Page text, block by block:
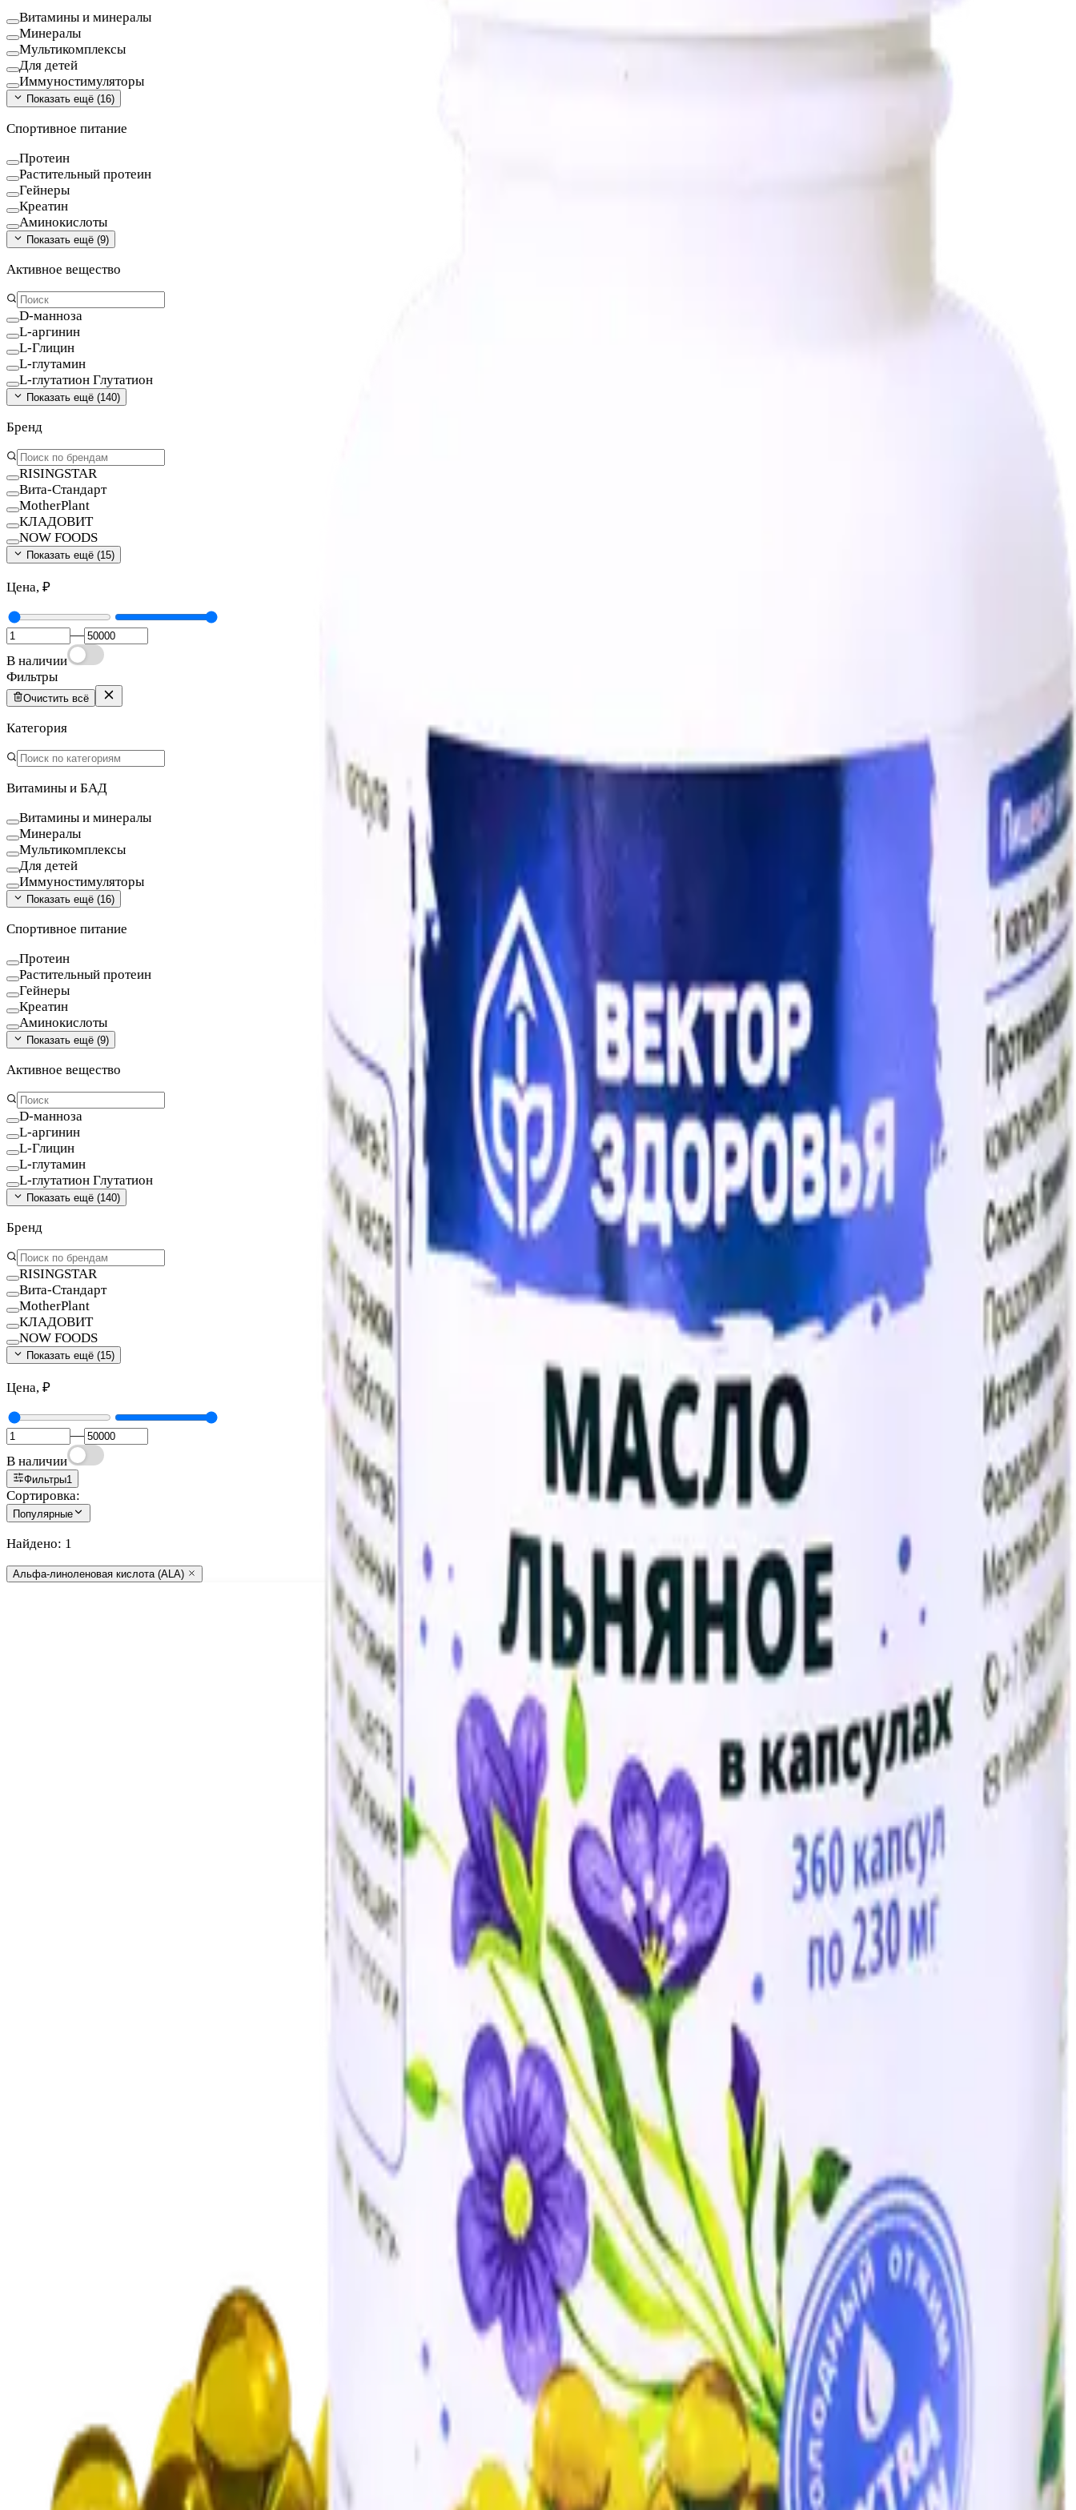
Витамины и минералы
Минералы
Мультикомплексы
Для детей
Иммуностимуляторы
Показать ещё (16)
Спортивное питание
Протеин
Растительный протеин
Гейнеры
Креатин
Аминокислоты
Показать ещё (9)
Активное вещество
D-манноза
L-аргинин
L-Глицин
L-глутамин
L-глутатион Глутатион
Показать ещё (140)
Бренд
RISINGSTAR
Вита-Стандарт
MotherPlant
КЛАДОВИТ
NOW FOODS
Показать ещё (15)
Цена, ₽
—
В наличии
Фильтры
Очистить всё
Категория
Витамины и БАД
Витамины и минералы
Минералы
Мультикомплексы
Для детей
Иммуностимуляторы
Показать ещё (16)
Спортивное питание
Протеин
Растительный протеин
Гейнеры
Креатин
Аминокислоты
Показать ещё (9)
Активное вещество
D-манноза
L-аргинин
L-Глицин
L-глутамин
L-глутатион Глутатион
Показать ещё (140)
Бренд
RISINGSTAR
Вита-Стандарт
MotherPlant
КЛАДОВИТ
NOW FOODS
Показать ещё (15)
Цена, ₽
—
В наличии
Фильтры1
Сортировка:
Популярные
Найдено: 1
Альфа-линоленовая кислота (ALA)